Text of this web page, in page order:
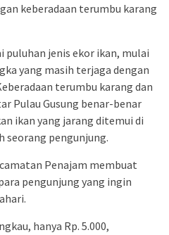
keberadaan terumbu karang
puluhan jenis ekor ikan, mulai
yang masih terjaga dengan
terumbu karang dan
Pulau Gusung benar-benar
ikan yang jarang ditemui di
seorang pengunjung.
Penajam membuat
pengunjung yang ingin
hanya Rp. 5.000,